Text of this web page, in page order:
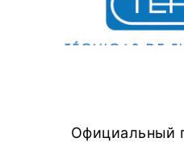
Официальный